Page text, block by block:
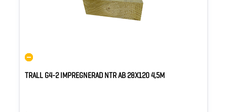
TRALL G4-2 IMPREGNERAD NTR AB 28X120 4,5M